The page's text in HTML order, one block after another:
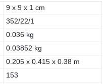
9 x 9 x 1 cm
352/22/1
0.036 kg
0.03852 kg
0.205 x 0.415 x 0.38 m
153